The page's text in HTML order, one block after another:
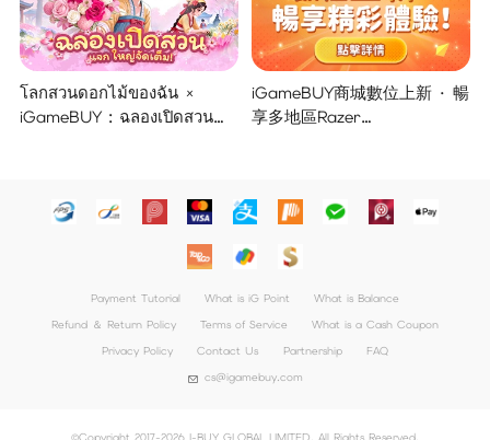
โลกสวนดอกไม้ของฉัน ×
iGameBUY : ฉลองเปิดสวน
iGameBUY商城數位上新 · 暢
享多地區Razer
Payment Tutorial What is iG Point
What is Balance
Refund ＆ Return Policy
Terms of Service
What is a Cash Coupon
Privacy Policy
Contact Us Partnership
FAQ
cs@igamebuy.com